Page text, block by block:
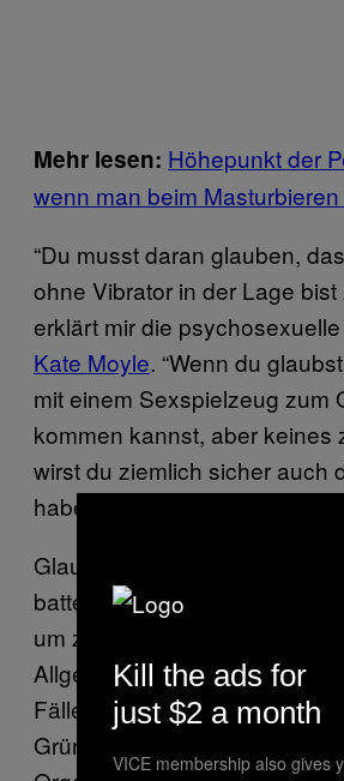
Mehr lesen: Höhepunkt der
wenn man beim
“Du musst daran glauben,
ohne Vibrator in der Lage bist
erklärt mir die
Kate Moyle. “Wenn du
mit einem Sexspielzeug zum
kommen kannst, aber keines
wirst du ziemlich sicher auch
haben, nicht kommen zu
Glaub daran, dass du kein
batteriebetriebenes Stück
um zum Höhepunkt zu
Allgemeinen mangelt es in
Fällen daran, dass man aus
Gründen nicht in der Lage ist,
Kill the ads for
just $2 a month
VICE membership also gives